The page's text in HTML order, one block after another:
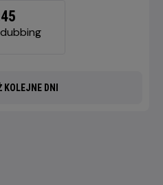
KOLEJNE DNI